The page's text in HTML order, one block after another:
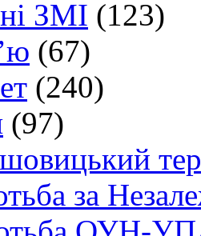
ЗМІ (123)
(67)
(240)
(97)
за